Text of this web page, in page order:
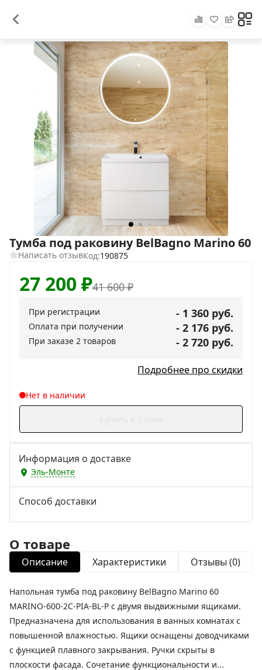
Тумба под раковину BelBagno Marino 60
Написать отзывКод:190875
41 600₽
27 200₽
При регистрации - 1 360 руб.
Оплата при получении - 2 176 руб.
При заказе 2 товаров - 2 720 руб.
Подробнее про скидки
Нет в наличии
Информация о доставке
Эль-Монте
Способ доставки
О товаре
Описание Характеристики Отзывы (0)
Напольная тумба под раковину BelBagno Marino 60
MARINO-600-2C-PIA-BL-P с двумя выдвижными ящиками.
Предназначена для использования в ванных комнатах с
повышенной влажностью. Ящики оснащены доводчиками
с функцией плавного закрывания. Ручки скрыты в
плоскости фасада. Сочетание функциональности и...